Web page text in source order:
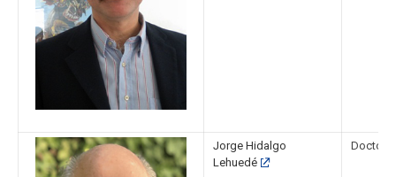
Jorge Hidalgo
Lehuedé
Doctor